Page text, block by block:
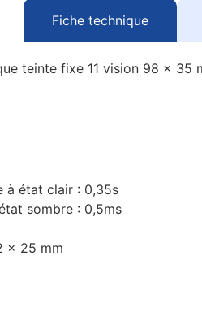
Fiche technique
teinte fixe 11 vision 98 x 35
à état clair : 0,35s
sombre : 0,5ms
x 25 mm